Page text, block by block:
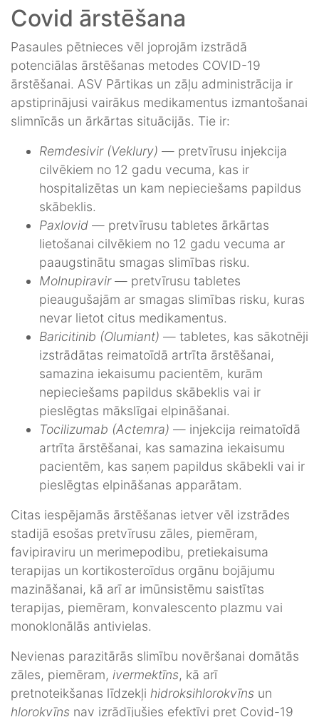
Covid ārstēšana
Pasaules pētnieces vēl joprojām izstrādā
potenciālas ārstēšanas metodes COVID-19
ārstēšanai. ASV Pārtikas un zāļu administrācija ir
apstiprinājusi vairākus medikamentus izmantošanai
slimnīcās un ārkārtas situācijās. Tie ir:
Remdesivir (Veklury) — pretvīrusu injekcija
cilvēkiem no 12 gadu vecuma, kas ir
hospitalizētas un kam nepieciešams papildus
skābeklis.
Paxlovid — pretvīrusu tabletes ārkārtas
lietošanai cilvēkiem no 12 gadu vecuma ar
paaugstinātu smagas slimības risku.
Molnupiravir— pretvīrusu tabletes
pieaugušajām ar smagas slimības risku, kuras
nevar lietot citus medikamentus.
Baricitinib (Olumiant) — tabletes, kas sākotnēji
izstrādātas reimatoīdā artrīta ārstēšanai,
samazina iekaisumu pacientēm, kurām
nepieciešams papildus skābeklis vai ir
pieslēgtas mākslīgai elpināšanai.
Tocilizumab (Actemra) — injekcija reimatoīdā
artrīta ārstēšanai, kas samazina iekaisumu
pacientēm, kas saņem papildus skābekli vai ir
pieslēgtas elpināšanas apparātam.
Citas iespējamās ārstēšanas ietver vēl izstrādes
stadijā esošas pretvīrusu zāles, piemēram,
favipiraviru un merimepodibu, pretiekaisuma
terapijas un kortikosteroīdus orgānu bojājumu
mazināšanai, kā arī ar imūnsistēmu saistītas
terapijas, piemēram, konvalescento plazmu vai
monoklonālās antivielas.
Nevienas parazitārās slimību novēršanai domātās
zāles, piemēram, ivermektīns, kā arī
pretnoteikšanas līdzekļi hidroksihlorokvīns un
hlorokvīns nav izrādījušies efektīvi pret Covid-19